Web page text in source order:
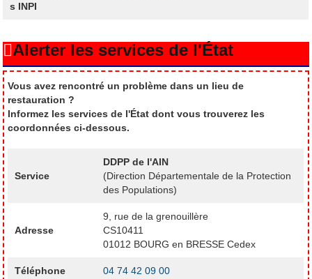
s INPI
Alerter les services de l'État
Vous avez rencontré un problème dans un lieu de
restauration ?
Informez les services de l'État dont vous trouverez les
coordonnées ci-dessous.
Service
DDPP de l'AIN
(Direction Départementale de la Protection
des Populations)
Adresse
9, rue de la grenouillère
CS10411
01012 BOURG en BRESSE Cedex
Téléphone 04 74 42 09 00